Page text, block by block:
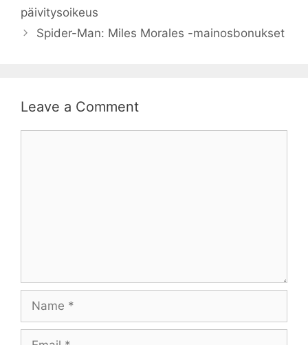
päivitysoikeus
Spider-Man: Miles Morales -mainosbonukset
Leave a Comment
Name
Email